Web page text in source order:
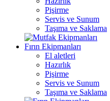
Pişirme
Servis ve Sunum
Taşıma ve Saklama
Fırın Ekipmanları
El aletleri
Hazırlık
Pişirme
Servis ve Sunum
Taşıma ve Saklama